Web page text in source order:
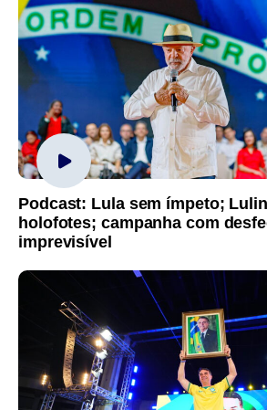
Podcast: Lula sem ímpeto;
holofotes; campanha com
imprevisível